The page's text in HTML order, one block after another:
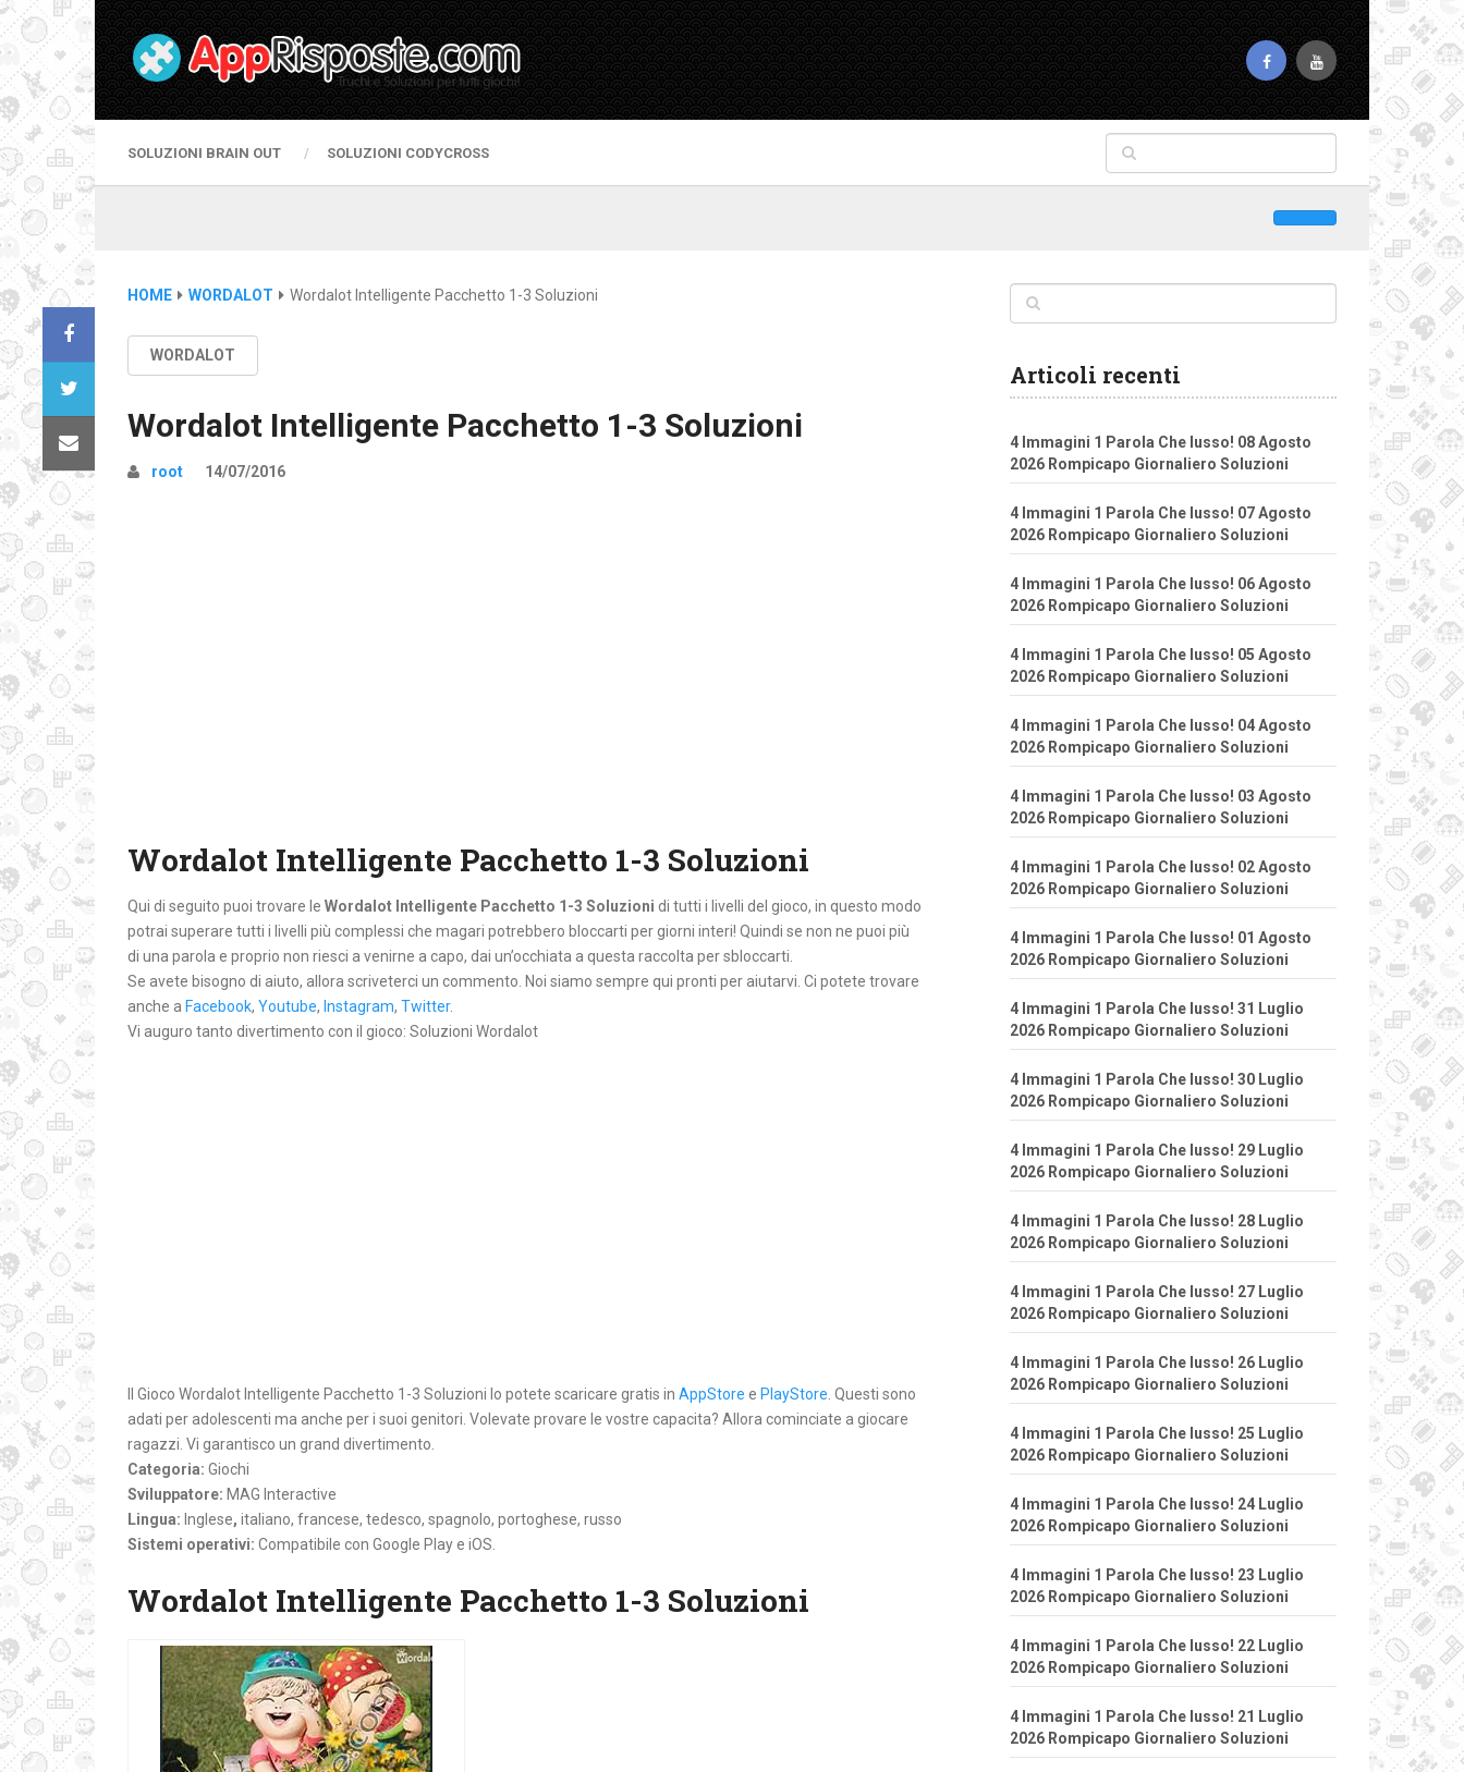
SOLUZIONI BRAIN OUT SOLUZIONI CODYCROSS
HOME WORDALOT Wordalot Intelligente Pacchetto 1-3 Soluzioni
WORDALOT
Wordalot Intelligente Pacchetto 1-3 Soluzioni
root 14/07/2016
Wordalot Intelligente Pacchetto 1-3 Soluzioni
Qui di seguito puoi trovare le Wordalot Intelligente Pacchetto 1-3 Soluzioni di tutti i livelli del gioco, in questo modo
potrai superare tutti i livelli più complessi che magari potrebbero bloccarti per giorni interi! Quindi se non ne puoi più
di una parola e proprio non riesci a venirne a capo, dai un’occhiata a questa raccolta per sbloccarti.
Se avete bisogno di aiuto, allora scriveterci un commento. Noi siamo sempre qui pronti per aiutarvi. Ci potete trovare
anche a Facebook, Youtube, Instagram, Twitter.
Vi auguro tanto divertimento con il gioco: Soluzioni Wordalot
Il Gioco Wordalot Intelligente Pacchetto 1-3 Soluzioni lo potete scaricare gratis in AppStore e PlayStore . Questi sono
adati per adolescenti ma anche per i suoi genitori. Volevate provare le vostre capacita? Allora cominciate a giocare
ragazzi. Vi garantisco un grand divertimento.
Categoria: Giochi
Sviluppatore: MAG Interactive
Lingua: Inglese, italiano, francese, tedesco, spagnolo, portoghese, russo
Sistemi operativi: Compatibile con Google Play e iOS.
Wordalot Intelligente Pacchetto 1-3 Soluzioni
Articoli recenti
4 Immagini 1 Parola Che lusso! 08 Agosto
2026 Rompicapo Giornaliero Soluzioni
4 Immagini 1 Parola Che lusso! 07 Agosto
2026 Rompicapo Giornaliero Soluzioni
4 Immagini 1 Parola Che lusso! 06 Agosto
2026 Rompicapo Giornaliero Soluzioni
4 Immagini 1 Parola Che lusso! 05 Agosto
2026 Rompicapo Giornaliero Soluzioni
4 Immagini 1 Parola Che lusso! 04 Agosto
2026 Rompicapo Giornaliero Soluzioni
4 Immagini 1 Parola Che lusso! 03 Agosto
2026 Rompicapo Giornaliero Soluzioni
4 Immagini 1 Parola Che lusso! 02 Agosto
2026 Rompicapo Giornaliero Soluzioni
4 Immagini 1 Parola Che lusso! 01 Agosto
2026 Rompicapo Giornaliero Soluzioni
4 Immagini 1 Parola Che lusso! 31 Luglio
2026 Rompicapo Giornaliero Soluzioni
4 Immagini 1 Parola Che lusso! 30 Luglio
2026 Rompicapo Giornaliero Soluzioni
4 Immagini 1 Parola Che lusso! 29 Luglio
2026 Rompicapo Giornaliero Soluzioni
4 Immagini 1 Parola Che lusso! 28 Luglio
2026 Rompicapo Giornaliero Soluzioni
4 Immagini 1 Parola Che lusso! 27 Luglio
2026 Rompicapo Giornaliero Soluzioni
4 Immagini 1 Parola Che lusso! 26 Luglio
2026 Rompicapo Giornaliero Soluzioni
4 Immagini 1 Parola Che lusso! 25 Luglio
2026 Rompicapo Giornaliero Soluzioni
4 Immagini 1 Parola Che lusso! 24 Luglio
2026 Rompicapo Giornaliero Soluzioni
4 Immagini 1 Parola Che lusso! 23 Luglio
2026 Rompicapo Giornaliero Soluzioni
4 Immagini 1 Parola Che lusso! 22 Luglio
2026 Rompicapo Giornaliero Soluzioni
4 Immagini 1 Parola Che lusso! 21 Luglio
2026 Rompicapo Giornaliero Soluzioni